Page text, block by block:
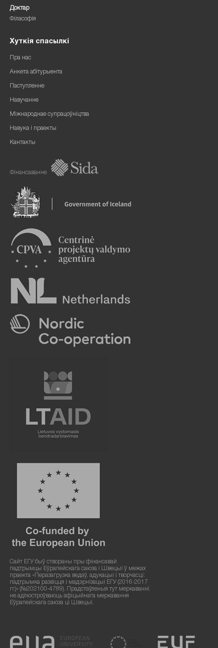
Доктар
Філасофія
Хуткія спасылкі
Пра нас
Анкета абітурыента
Паступленне
Навучанне
Міжнароднае супрацоўніцтва
Навука і праекты
Кантакты
Фінансаванне
Сайт ЕГУ быў створаны пры фінансавай
падтрымцы Еўрапейскага саюза і Швецыі ў межах
праекта «Перазагрузка ведаў, адукацыі і творчасці:
падтрымка развіцця і мадэрнізацыі ЕГУ (2016-2017
гг.)» (№202100-4789). Прадстаўленыя тут меркаванні
не адлюстроўваюць афіцыйнага меркавання
Еўрапейскага саюза ці Швецыі.